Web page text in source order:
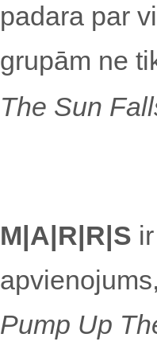
padara par
grupām ne
The Sun
M|A|R|R|S
Pump Up